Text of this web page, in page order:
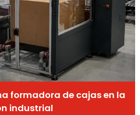
formadora de cajas en la
industrial